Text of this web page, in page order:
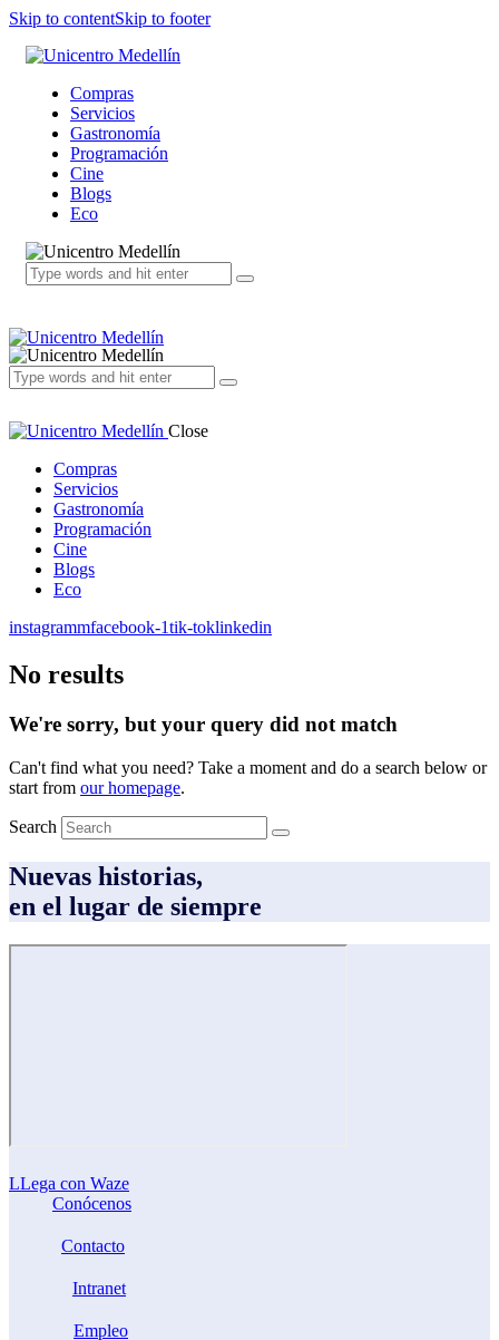
Skip to contentSkip to footer
Compras
Servicios
Gastronomía
Programación
Cine
Blogs
Eco
Close
Compras
Servicios
Gastronomía
Programación
Cine
Blogs
Eco
instagrammfacebook-1tik-toklinkedin
No results
We're sorry, but your query did not match
Can't find what you need? Take a moment and do a search below or
start from our homepage.
Search
Nuevas historias,
en el lugar de siempre
LLega con Waze
Conócenos
Contacto
Intranet
Empleo